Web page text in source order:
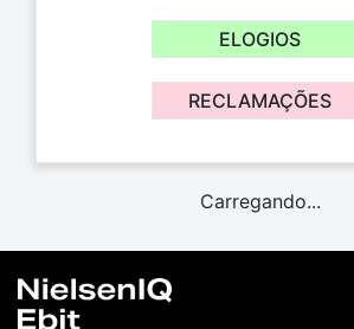
ELOGIOS
RECLAMAÇÕES
Carregando...